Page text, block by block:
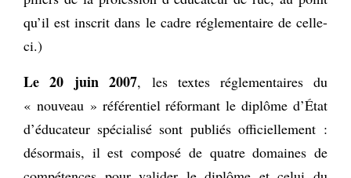
qu’il est inscrit dans le cadre réglementaire de celle-
ci.)
Le 20 juin 2007, les textes réglementaires du
« nouveau » référentiel réformant le diplôme d’État
d’éducateur spécialisé sont publiés officiellement :
désormais, il est composé de quatre domaines de